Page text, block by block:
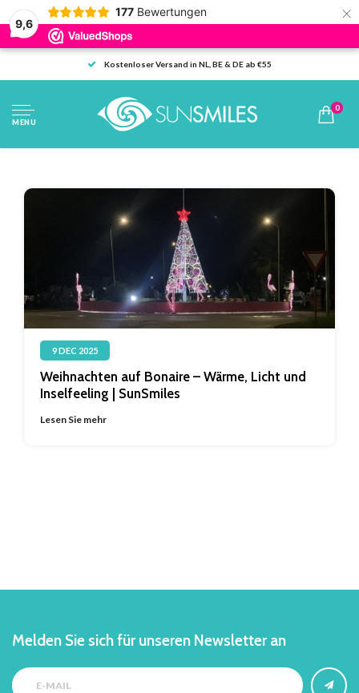
9,6
177 Bewertungen ×
Kostenloser Versand in NL, BE & DE ab €55
MENU
0
9 DEC 2025
Weihnachten auf Bonaire – Wärme, Licht und
Inselfeeling | SunSmiles
Lesen Sie mehr
Melden Sie sich für unseren Newsletter an